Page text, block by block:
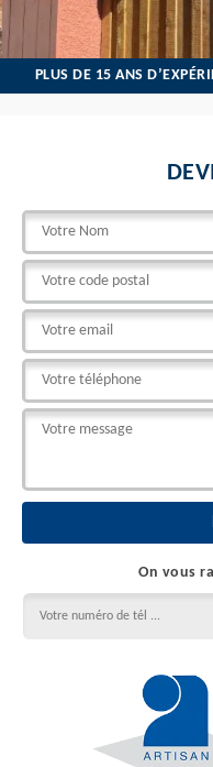
PLUS DE 15 ANS
On vous